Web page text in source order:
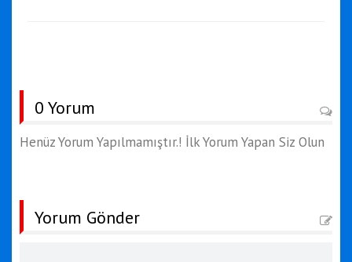
0 Yorum
Henüz Yorum Yapılmamıştır.! İlk Yorum Yapan Siz Olun
Yorum Gönder